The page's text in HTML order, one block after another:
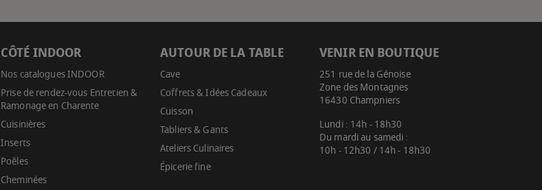
CÔTÉ INDOOR
Nos catalogues INDOOR
Prise de rendez-vous Entretien &
Ramonage en Charente
Cuisinières
Inserts
Poêles
Cheminées
AUTOUR DE LA TABLE
Cave
Coffrets & Idées Cadeaux
Cuisson
Tabliers & Gants
Ateliers Culinaires
Épicerie fine
VENIR EN BOUTIQUE
251 rue de la Génoise
Zone des Montagnes
16430 Champniers
Lundi : 14h - 18h30
Du mardi au samedi :
10h - 12h30 / 14h - 18h30